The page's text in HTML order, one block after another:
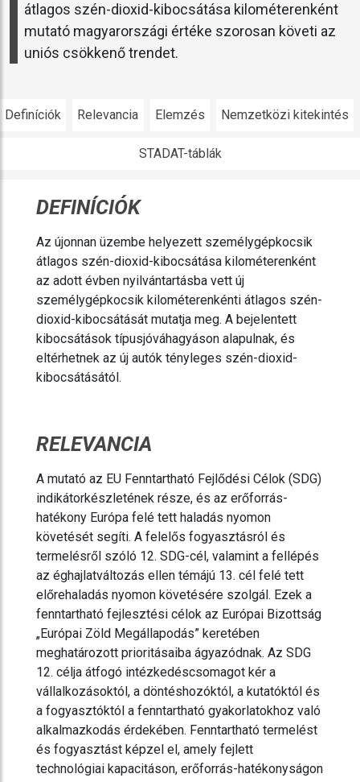
átlagos szén-dioxid-kibocsátása kilométerenként
mutató magyarországi értéke szorosan követi az
uniós csökkenő trendet.
Definíciók Relevancia Elemzés Nemzetközi kitekintés
STADAT-táblák
DEFINÍCIÓK
Az újonnan üzembe helyezett személygépkocsik
átlagos szén-dioxid-kibocsátása kilométerenként
az adott évben nyilvántartásba vett új
személygépkocsik kilométerenkénti átlagos szén-
dioxid-kibocsátását mutatja meg. A bejelentett
kibocsátások típusjóváhagyáson alapulnak, és
eltérhetnek az új autók tényleges szén-dioxid-
kibocsátásától.
RELEVANCIA
A mutató az EU Fenntartható Fejlődési Célok (SDG)
indikátorkészletének része, és az erőforrás-
hatékony Európa felé tett haladás nyomon
követését segíti. A felelős fogyasztásról és
termelésről szóló 12. SDG-cél, valamint a fellépés
az éghajlatváltozás ellen témájú 13. cél felé tett
előrehaladás nyomon követésére szolgál. Ezek a
fenntartható fejlesztési célok az Európai Bizottság
„Európai Zöld Megállapodás” keretében
meghatározott prioritásaiba ágyazódnak. Az SDG
12. célja átfogó intézkedéscsomagot kér a
vállalkozásoktól, a döntéshozóktól, a kutatóktól és
a fogyasztóktól a fenntartható gyakorlatokhoz való
alkalmazkodás érdekében. Fenntartható termelést
és fogyasztást képzel el, amely fejlett
technológiai kapacitáson, erőforrás-hatékonyságon